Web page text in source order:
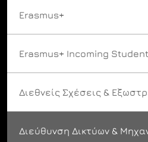
Erasmus+
Erasmus+ Incoming
Διεθνείς Σχέσεις &
Διεύθυνση Δικτύων &